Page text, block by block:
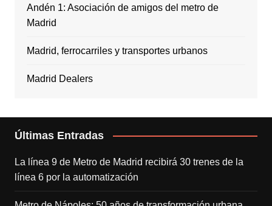
Andén 1: Asociación de amigos del metro de
Madrid
Madrid, ferrocarriles y transportes urbanos
Madrid Dealers
Últimas Entradas
La línea 9 de Metro de Madrid recibirá 30 trenes de la
línea 6 por la automatización